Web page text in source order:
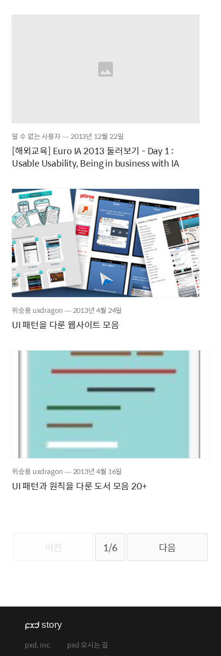
[해외교육] Euro IA 2013 둘러보기 - Day 1 :
Usable Usability, Being in business with IA
알 수 없는 사용자―2013년 12월 22일
UI 패턴을 다룬 웹사이트 모음
위승용 uxdragon―2013년 4월 24일
UI 패턴과 원칙을 다룬 도서 모음 20+
위승용 uxdragon―2013년 4월 16일
이전 1/6 다음
pxd, inc.
pxd 오시는 길